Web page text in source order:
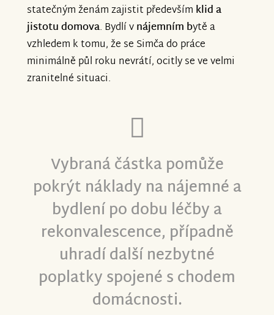
statečným ženám zajistit především klid a
jistotu domova. Bydlí vnájemním bytě a
vzhledem k tomu, že se Simča do práce
minimálně půl roku nevrátí, ocitly se ve velmi
zranitelné situaci.
Vybraná částka pomůže
pokrýt náklady na nájemné a
bydlení po dobu léčby a
rekonvalescence, případně
uhradí další nezbytné
poplatky spojené s chodem
domácnosti.